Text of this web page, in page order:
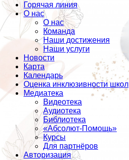
Горячая линия
О нас
О нас
Команда
Наши достижения
Наши услуги
Новости
Карта
Календарь
Оценка инклюзивности школ
Медиатека
Видеотека
Аудиотека
Библиотека
«Абсолют-Помощь»
Курсы
Для партнёров
Авторизация